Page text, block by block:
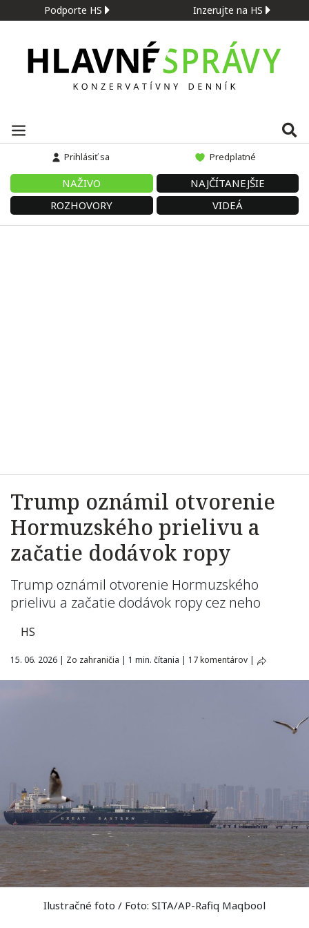
Podporte HS Inzerujte na HS
Prihlásiť sa Predplatné
NAŽIVO
NAJČÍTANEJŠIE
ROZHOVORY
VIDEÁ
Trump oznámil otvorenie
Hormuzského prielivu a
začatie dodávok ropy
Trump oznámil otvorenie Hormuzského
prielivu a začatie dodávok ropy cez neho
HS
15. 06. 2026 | Zo zahraničia | 1 min. čítania | 17 komentárov |
Ilustračné foto / Foto: SITA/AP-Rafiq Maqbool